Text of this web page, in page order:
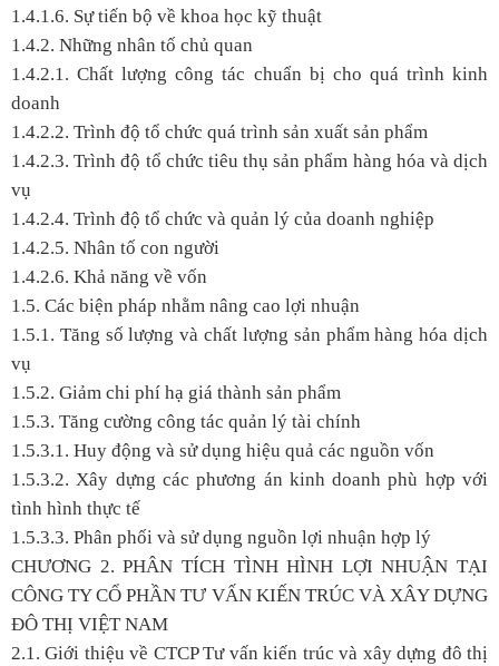
1.4.1.6. Sự tiến bộ về khoa học kỹ thuật
1.4.2. Những nhân tố chủ quan
1.4.2.1. Chất lượng công tác chuẩn bị cho quá trình kinh
doanh
1.4.2.2. Trình độ tổ chức quá trình sản xuất sản phẩm
1.4.2.3. Trình độ tổ chức tiêu thụ sản phẩm hàng hóa và dịch
vụ
1.4.2.4. Trình độ tổ chức và quản lý của doanh nghiệp
1.4.2.5. Nhân tố con người
1.4.2.6. Khả năng về vốn
1.5. Các biện pháp nhằm nâng cao lợi nhuận
1.5.1. Tăng số lượng và chất lượng sản phẩm hàng hóa dịch
vụ
1.5.2. Giảm chi phí hạ giá thành sản phẩm
1.5.3. Tăng cường công tác quản lý tài chính
1.5.3.1. Huy động và sử dụng hiệu quả các nguồn vốn
1.5.3.2. Xây dựng các phương án kinh doanh phù hợp với
tình hình thực tế
1.5.3.3. Phân phối và sử dụng nguồn lợi nhuận hợp lý
CHƯƠNG 2. PHÂN TÍCH TÌNH HÌNH LỢI NHUẬN TẠI
CÔNG TY CỔ PHẦN TƯ VẤN KIẾN TRÚC VÀ XÂY DỰNG
ĐÔ THỊ VIỆT NAM
2.1. Giới thiệu về CTCP Tư vấn kiến trúc và xây dựng đô thị